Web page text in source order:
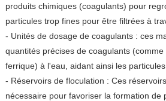
produits chimiques (coagulants) pour
particules trop fines pour être filtrées à
- Unités de dosage de coagulants : ces
quantités précises de coagulants
ferrique) à l'eau, aidant ainsi les
- Réservoirs de floculation : Ces
nécessaire pour favoriser la formation de